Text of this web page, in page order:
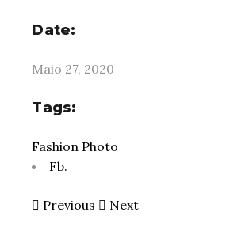
Date:
Maio 27, 2020
Tags:
Fashion Photo
Fb.
Previous Next